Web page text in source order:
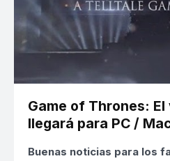
Game of Thrones:
llegará para PC /
Buenas noticias para los